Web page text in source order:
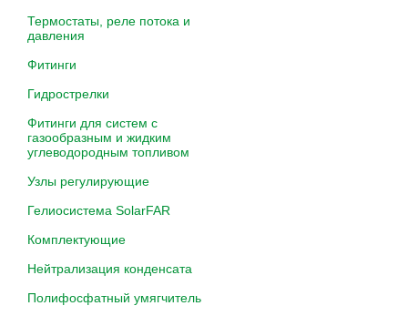
Термостаты, реле потока и
давления
Фитинги
Гидрострелки
Фитинги для систем с
газообразным и жидким
углеводородным топливом
Узлы регулирующие
Гелиосистема SolarFAR
Комплектующие
Нейтрализация конденсата
Полифосфатный умягчитель